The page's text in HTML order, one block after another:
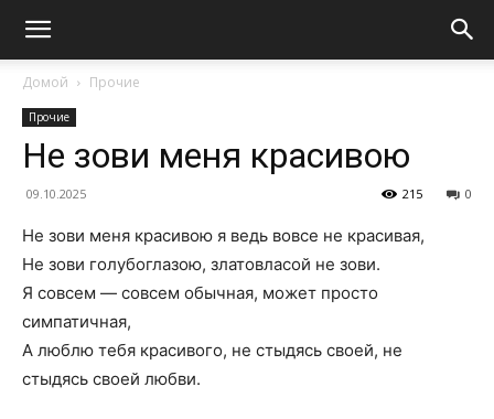
Домой Прочие
Прочие
Не зови меня красивою
09.10.2025 0
215
Не зови меня красивою я ведь вовсе не красивая,
Не зови голубоглазою, златовласой не зови.
Я совсем — совсем обычная, может просто
симпатичная,
А люблю тебя красивого, не стыдясь своей, не
стыдясь своей любви.